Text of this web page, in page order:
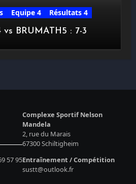
Equipe 4
Résultats 4
vs BRUMATH5 : 7-3
Complexe Sportif Nelson
Mandela
2, rue du Marais
67300 Schiltigheim
57 95Entraînement / Compétition
sustt@outlook.fr